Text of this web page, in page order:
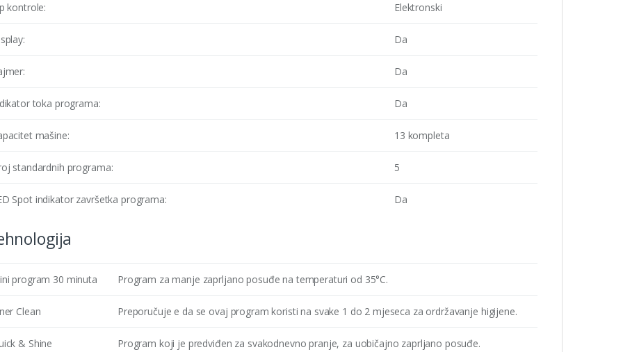
kontrole: Elektronski
Da
Da
toka programa: Da
mašine: 13 kompleta
standardnih programa: 5
Spot indikator završetka programa: Da
program 30 minuta Program za manje zaprljano posuđe na temperaturi od 35°C.
Clean Preporučuje e da se ovaj program koristi na svake 1 do 2 mjeseca za ordržavanje higijene.
& Shine Program koji je predviđen za svakodnevno pranje, za uobičajno zaprljano posuđe.